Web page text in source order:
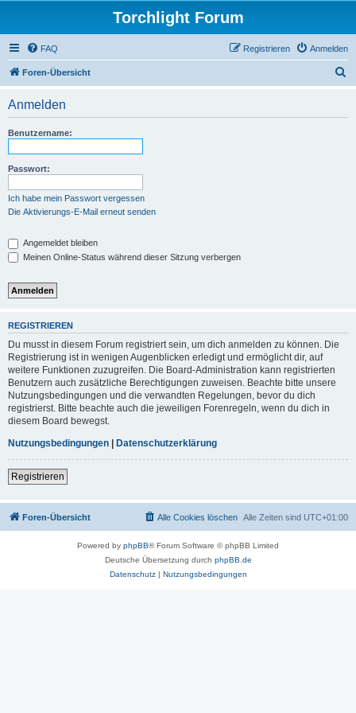
Torchlight Forum
FAQ Anmelden
Registrieren
Foren-Übersicht
Anmelden
Benutzername:
Passwort:
Ich habe mein Passwort vergessen
Die Aktivierungs-E-Mail erneut senden
Angemeldet bleiben
Meinen Online-Status während dieser Sitzung verbergen
REGISTRIEREN
Du musst in diesem Forum registriert sein, um dich anmelden zu können. Die
Registrierung ist in wenigen Augenblicken erledigt und ermöglicht dir, auf
weitere Funktionen zuzugreifen. Die Board-Administration kann registrierten
Benutzern auch zusätzliche Berechtigungen zuweisen. Beachte bitte unsere
Nutzungsbedingungen und die verwandten Regelungen, bevor du dich
registrierst. Bitte beachte auch die jeweiligen Forenregeln, wenn du dich in
diesem Board bewegst.
Nutzungsbedingungen | Datenschutzerklärung
Registrieren
Foren-Übersicht Alle Zeiten sind UTC+01:00
Alle Cookies löschen
Powered by phpBB® Forum Software © phpBB Limited
Deutsche Übersetzung durch phpBB.de
Datenschutz| Nutzungsbedingungen